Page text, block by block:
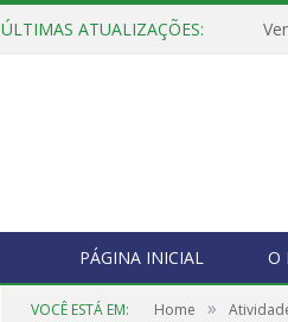
ÚLTIMAS ATUALIZAÇÕES:
PÁGINA INICIAL O
VOCÊ ESTÁ EM: Home »